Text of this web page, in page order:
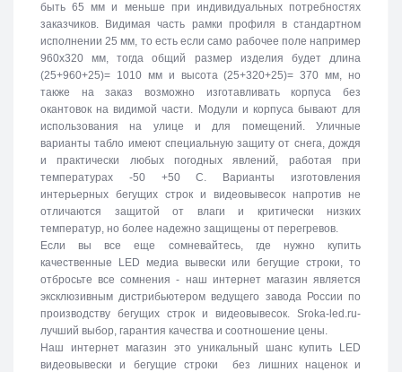
быть 65 мм и меньше при индивидуальных потребностях
заказчиков. Видимая часть рамки профиля в стандартном
исполнении 25 мм, то есть если само рабочее поле например
960х320 мм, тогда общий размер изделия будет длина
(25+960+25)= 1010 мм и высота (25+320+25)= 370 мм, но
также на заказ возможно изготавливать корпуса без
окантовок на видимой части. Модули и корпуса бывают для
использования на улице и для помещений. Уличные
варианты табло имеют специальную защиту от снега, дождя
и практически любых погодных явлений, работая при
температурах -50 +50 C. Варианты изготовления
интерьерных бегущих строк и видеовывесок напротив не
отличаются защитой от влаги и критически низких
температур, но более надежно защищены от перегревов.
Если вы все еще сомневайтесь, где нужно купить
качественные LED медиа вывески или бегущие строки, то
отбросьте все сомнения - наш интернет магазин является
эксклюзивным дистрибьютером ведущего завода России по
производству бегущих строк и видеовывесок. Sroka-led.ru-
лучший выбор, гарантия качества и соотношение цены.
Наш интернет магазин это уникальный шанс купить LED
видеовывески и бегущие строки без лишних наценок и